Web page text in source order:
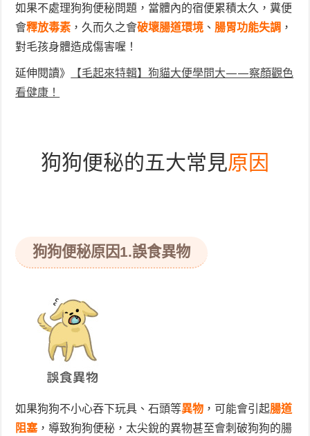
如果不處理狗狗便秘問題，當體內的宿便累積太久，糞便
會釋放毒素 ，久而久之會破壞腸道環境 、腸胃功能失調 ，
對毛孩身體造成傷害喔！
延伸閱讀》
【毛起來特輯】狗貓大便學問大——察顏觀色
看健康！
狗狗便秘的五大常見原因
狗狗便秘原因1.誤食異物
如果狗狗不小心吞下玩具、石頭等異物 ，可能會引起腸道
阻塞 ，導致狗狗便秘，太尖銳的異物甚至會刺破狗狗的腸